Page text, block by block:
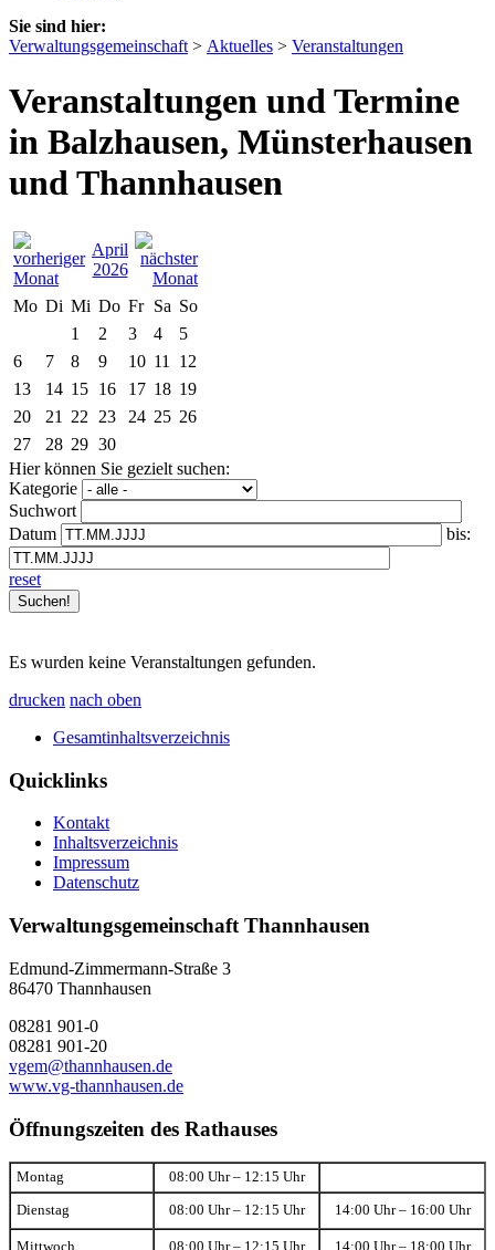
Sie sind hier:
Verwaltungsgemeinschaft > Aktuelles > Veranstaltungen
Veranstaltungen und Termine
in Balzhausen, Münsterhausen
und Thannhausen
April
2026
Mo Di Mi Do Fr Sa So
1
2 3 4
5
6
7 8 9 10 11
12
13
14 15 16 17 18 19
20
21 22 23 24 25 26
27
28 29 30
Hier können Sie gezielt suchen:
Kategorie
Suchwort
Datum
bis:
reset
Es wurden keine Veranstaltungen gefunden.
drucken nach oben
Gesamtinhaltsverzeichnis
Quicklinks
Kontakt
Inhaltsverzeichnis
Impressum
Datenschutz
Verwaltungsgemeinschaft Thannhausen
Edmund-Zimmermann-Straße 3
86470 Thannhausen
08281 901-0
08281 901-20
vgem@thannhausen.de
www.vg-thannhausen.de
Öffnungszeiten des Rathauses
Montag 08:00 Uhr – 12:15 Uhr
Dienstag 08:00 Uhr – 12:15 Uhr 14:00 Uhr – 16:00 Uhr